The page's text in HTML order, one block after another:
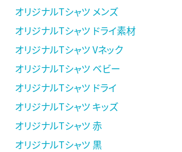
オリジナルTシャツ メンズ
オリジナルTシャツ ドライ素材
オリジナルTシャツ Vネック
オリジナルTシャツ ベビー
オリジナルTシャツ ドライ
オリジナルTシャツ キッズ
オリジナルTシャツ 赤
オリジナルTシャツ 黒